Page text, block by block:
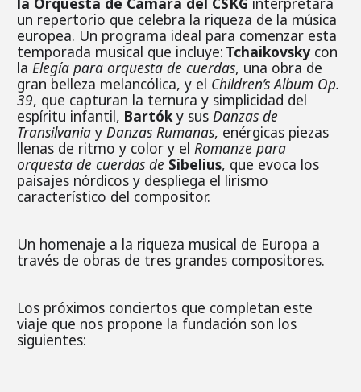
un repertorio que celebra la riqueza de la música
europea. Un programa ideal para comenzar esta
temporada musical que incluye: Tchaikovsky con
la Elegía para orquesta de cuerdas, una obra de
gran belleza melancólica, y el Children’s Album Op.
39, que capturan la ternura y simplicidad del
espíritu infantil, Bartóky sus Danzas de
Transilvania y Danzas Rumanas, enérgicas piezas
llenas de ritmo y color y el Romanze para
orquesta de cuerdas de Sibelius, que evoca los
paisajes nórdicos y despliega el lirismo
característico del compositor.
Un homenaje a la riqueza musical de Europa a
través de obras de tres grandes compositores.
Los próximos conciertos que completan este
viaje que nos propone la fundación son los
siguientes: